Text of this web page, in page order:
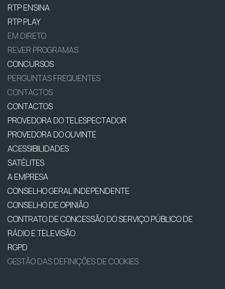
RTP ENSINA
RTP PLAY
EM DIRETO
REVER PROGRAMAS
CONCURSOS
PERGUNTAS FREQUENTES
CONTACTOS
CONTACTOS
PROVEDORA DO TELESPECTADOR
PROVEDORA DO OUVINTE
ACESSIBILIDADES
SATÉLITES
A EMPRESA
CONSELHO GERAL INDEPENDENTE
CONSELHO DE OPINIÃO
CONTRATO DE CONCESSÃO DO SERVIÇO PÚBLICO DE
RÁDIO E TELEVISÃO
RGPD
GESTÃO DAS DEFINIÇÕES DE COOKIES